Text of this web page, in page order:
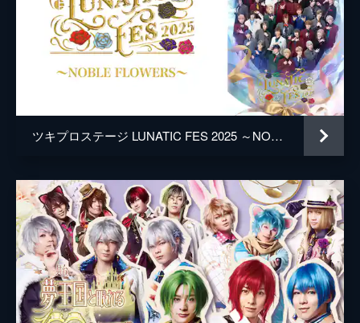
ツキプロステージ LUNATIC FES 2025 ～NOBLE FLOWERS～